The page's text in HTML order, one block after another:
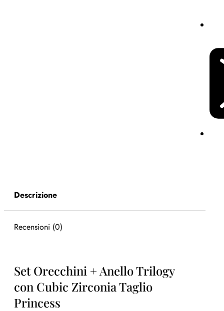
Descrizione
Recensioni (0)
Set Orecchini + Anello Trilogy
con Cubic Zirconia Taglio
Princess